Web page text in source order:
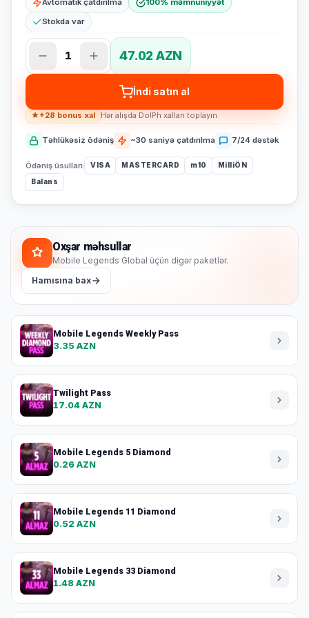
Avtomatik çatdırılma
100% məmnuniyyət
Stokda var
1 47.02 AZN
İndi satın al
+28 bonus xal Hər alışda DolPh xalları toplayın
Təhlükəsiz ödəniş ~30 saniyə çatdırılma 7/24 dəstək
Ödəniş üsulları: VISA MASTERCARD m10
MilliÖN
Balans
Oxşar məhsullar
Mobile Legends Global üçün digər paketlər.
Hamısına bax
Mobile Legends Weekly Pass
3.35 AZN
Twilight Pass
17.04 AZN
Mobile Legends 5 Diamond
0.26 AZN
Mobile Legends 11 Diamond
0.52 AZN
Mobile Legends 33 Diamond
1.48 AZN